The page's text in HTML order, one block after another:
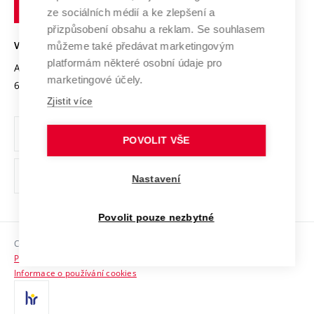
Open Science
Projekty
Projekty ze strukturálních fondů
Specifický výzkum
Mezinárodní dohody
Univerzitní sítě
Podnikavá univerzita / ContriBUTe
Bezpečná univerzita
Vyznamenání
Organizační struktura
Ochrana osobních údajů
odkaz)
Sociální bezpečí
HR Award
Kontakty
technické
VYSOKÉ UČENÍ TECHNICKÉ V BRNĚ
Antonínská 548/1
602 00 Brno
www.vut.cz
vut@vutbr.cz
Copyright © 2026 VUT
Prohlášení o přístupnosti
Informace o používání cookies
ze sociálních médií a ke zlepšení a
přizpůsobení obsahu a reklam. Se souhlasem
můžeme také předávat marketingovým
platformám některé osobní údaje pro
marketingové účely.
Zjistit více
POVOLIT VŠE
Nastavení
Povolit pouze nezbytné